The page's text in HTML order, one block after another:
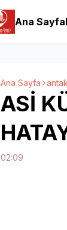
Ana Sayfa
Ana Sayfa
ASİ
02:09